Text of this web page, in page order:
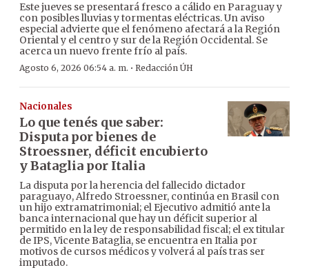
Este jueves se presentará fresco a cálido en Paraguay y
con posibles lluvias y tormentas eléctricas. Un aviso
especial advierte que el fenómeno afectará a la Región
Oriental y el centro y sur de la Región Occidental. Se
acerca un nuevo frente frío al país.
Agosto 6, 2026 06:54 a. m. · Redacción ÚH
Nacionales
Lo que tenés que saber:
Disputa por bienes de
Stroessner, déficit encubierto
y Bataglia por Italia
La disputa por la herencia del fallecido dictador
paraguayo, Alfredo Stroessner, continúa en Brasil con
un hijo extramatrimonial; el Ejecutivo admitió ante la
banca internacional que hay un déficit superior al
permitido en la ley de responsabilidad fiscal; el ex titular
de IPS, Vicente Bataglia, se encuentra en Italia por
motivos de cursos médicos y volverá al país tras ser
imputado.